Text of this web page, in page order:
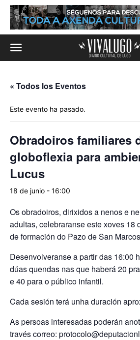
« Todos los Eventos
Este evento ha pasado.
Obradoiros familiares
globoflexia para
Lucus
18 de junio - 16:00
Os obradoiros, dirixidos a nenos e
adultas, celebraranse este xoves 18
de formación do Pazo de San
Desenvolveranse a partir das 16:00
dúas quendas nas que haberá 20
e 40 para o público infantil.
Cada sesión terá unha duración
As persoas interesadas poderán
través correo: